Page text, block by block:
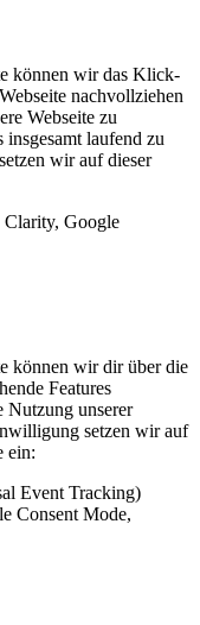
können wir das Klick-
nachvollziehen
Webseite zu
insgesamt laufend zu
wir auf dieser
Google
können wir dir über die
Features
Nutzung unserer
setzen wir auf
ein:
Event Tracking)
Consent Mode,